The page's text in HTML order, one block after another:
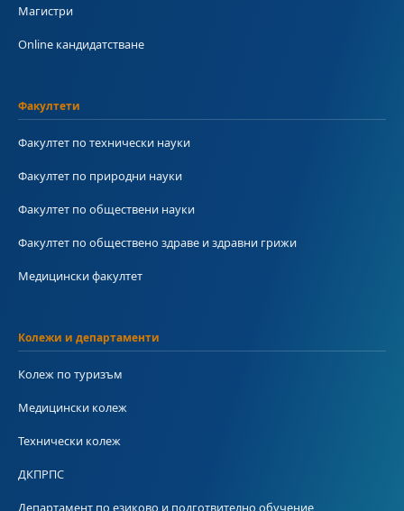
Магистри
Online кандидатстване
Факултети
Факултет по технически науки
Факултет по природни науки
Факултет по обществени науки
Факултет по обществено здраве и здравни грижи
Медицински факултет
Колежи и департаменти
Колеж по туризъм
Медицински колеж
Технически колеж
ДКПРПС
Департамент по езиково и подготвително обучение